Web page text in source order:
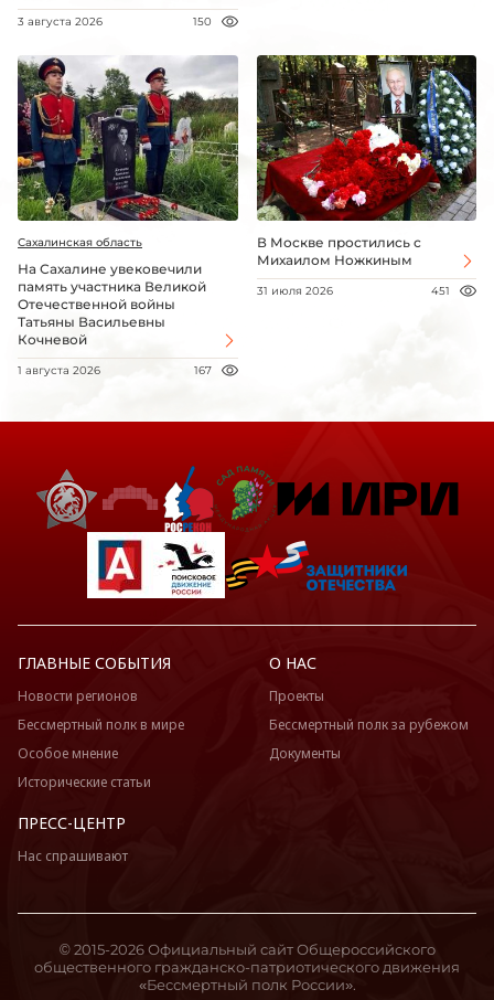
3 августа 2026 150
Сахалинская область
На Сахалине увековечили
память участника Великой
Отечественной войны
Татьяны Васильевны
Кочневой
1 августа 2026 167
В Москве простились с
Михаилом Ножкиным
31 июля 2026 451
ГЛАВНЫЕ СОБЫТИЯ
Новости регионов
Бессмертный полк в мире
Особое мнение
Исторические статьи
О НАС
Проекты
Бессмертный полк за рубежом
Документы
ПРЕСС-ЦЕНТР
Нас спрашивают
© 2015-2026 Официальный сайт Общероссийского
общественного гражданско-патриотического движения
«Бессмертный полк России».